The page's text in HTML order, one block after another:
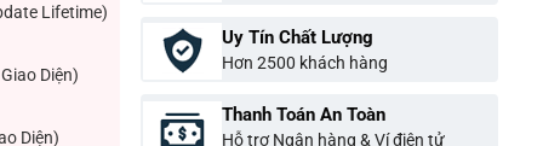
Lifetime)
Diện)
Diện)
Uy Tín Chất Lượng
Hơn 2500 khách hàng
Thanh Toán An Toàn
Hỗ trợ Ngân hàng & Ví điện tử